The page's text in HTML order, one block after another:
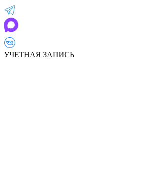
УЧЕТНАЯ ЗАПИСЬ